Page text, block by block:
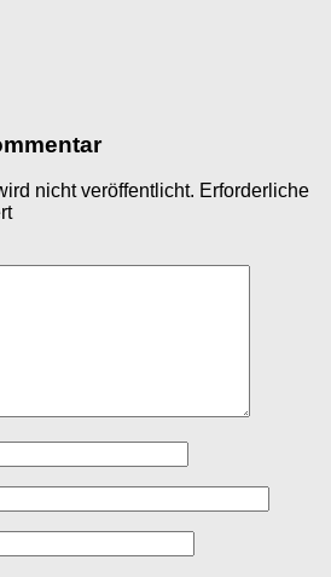
nicht veröffentlicht. Erforderliche